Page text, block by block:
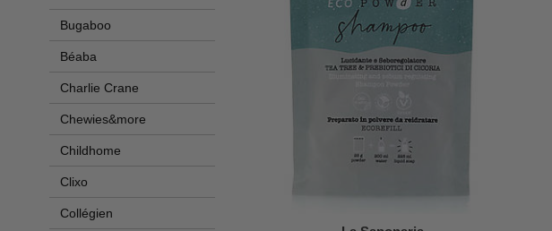
Bugaboo
Béaba
Charlie Crane
Chewies&more
Childhome
Clixo
Collégien